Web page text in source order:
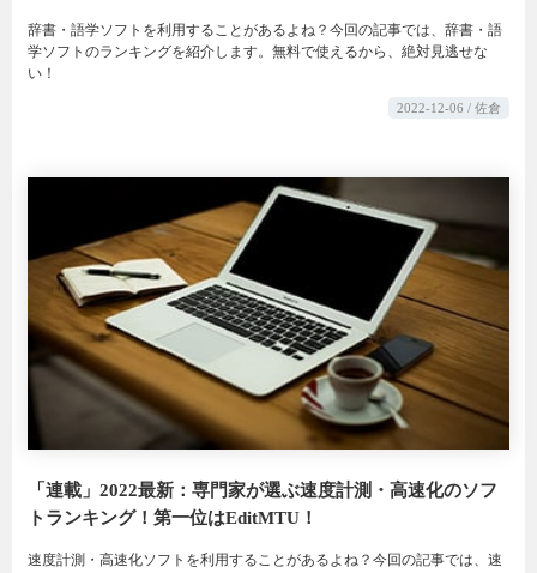
辞書・語学ソフトを利用することがあるよね？今回の記事では、辞書・語
学ソフトのランキングを紹介します。無料で使えるから、絶対見逃せな
い！
2022-12-06 / 佐倉
「連載」2022最新：専門家が選ぶ速度計測・高速化のソフ
トランキング！第一位はEditMTU！
速度計測・高速化ソフトを利用することがあるよね？今回の記事では、速